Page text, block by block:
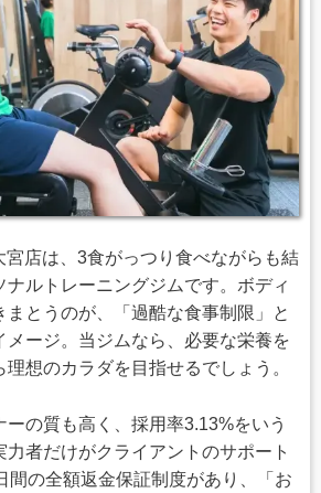
宮店は、3食がっつり食べながらも結
ルトレーニングジムです。ボディ
まとうのが、「過酷な食事制限」と
メージ。当ジムなら、必要な栄養を
想のカラダを目指せるでしょう。
の質も高く、採用率3.13%をいう
者だけがクライアントのサポート
間の全額返金保証制度があり、「お